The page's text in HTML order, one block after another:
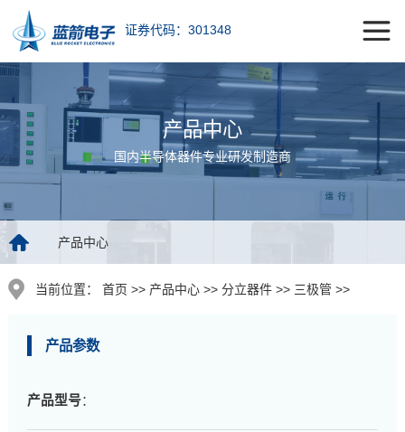
证券代码：301348
产品中心
国内半导体器件专业研发制造商
产品中心
当前位置： 首页 >> 产品中心 >> 分立器件 >> 三极管 >>
产品参数
产品型号：